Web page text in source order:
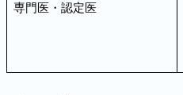
専門医・認定医